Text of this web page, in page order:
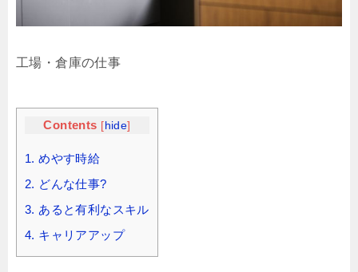
工場・倉庫の仕事
Contents [ hide]
1. めやす時給
2. どんな仕事?
3. あると有利なスキル
4. キャリアアップ